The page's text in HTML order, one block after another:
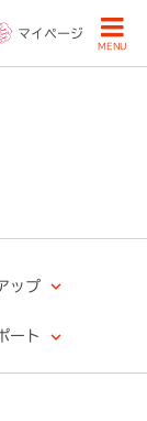
マイページ
MENU
ップ
ート